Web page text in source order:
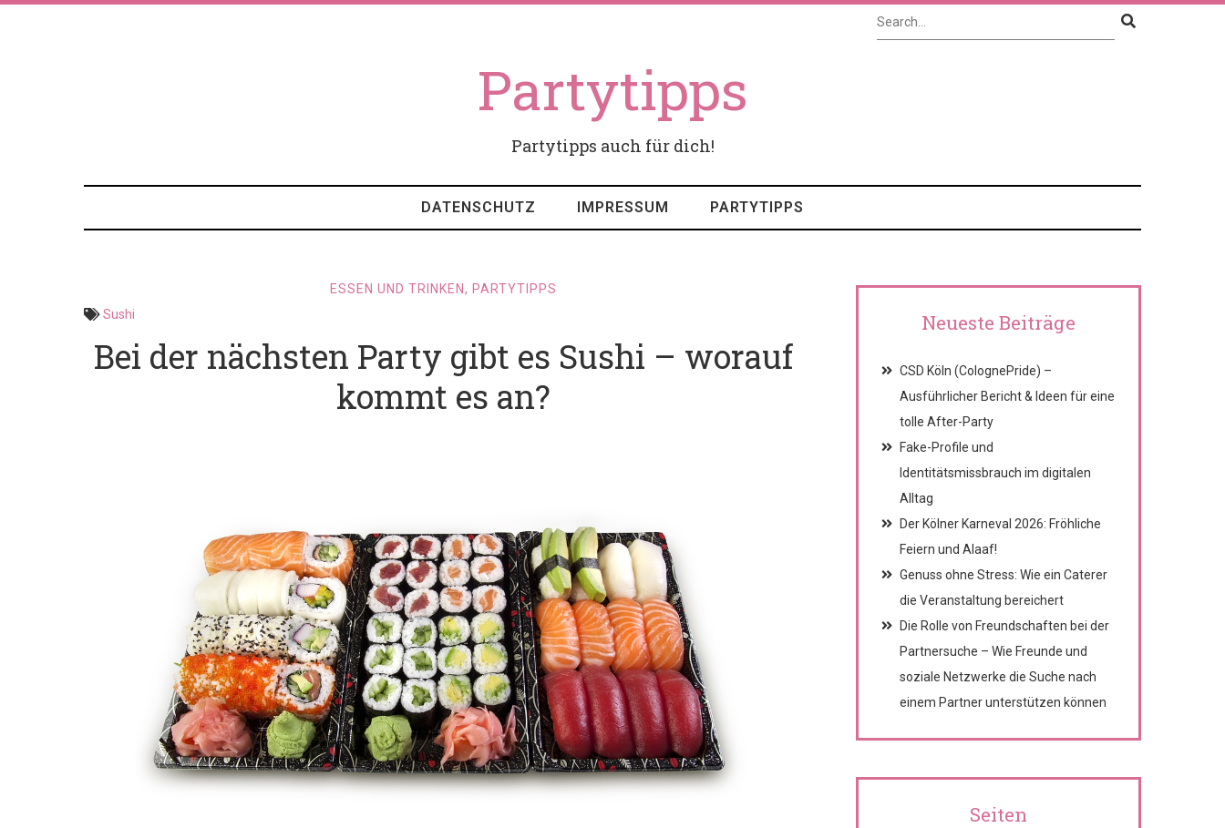
Partytipps
Partytipps auch für dich!
DATENSCHUTZ IMPRESSUM PARTYTIPPS
ESSEN UND TRINKEN, PARTYTIPPS
Sushi
Bei der nächsten Party gibt es Sushi – worauf
kommt es an?
Neueste Beiträge
CSD Köln (ColognePride) –
Ausführlicher Bericht & Ideen für eine
tolle After-Party
Fake-Profile und
Identitätsmissbrauch im digitalen
Alltag
Der Kölner Karneval 2026: Fröhliche
Feiern und Alaaf!
Genuss ohne Stress: Wie ein Caterer
die Veranstaltung bereichert
Die Rolle von Freundschaften bei der
Partnersuche – Wie Freunde und
soziale Netzwerke die Suche nach
einem Partner unterstützen können
Seiten